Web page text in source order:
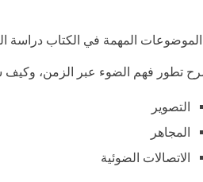
المهمة في الكتاب دراسة
تطور فهم الضوء عبر الزمن،
التصوير
المجاهر
الاتصالات الضوئية